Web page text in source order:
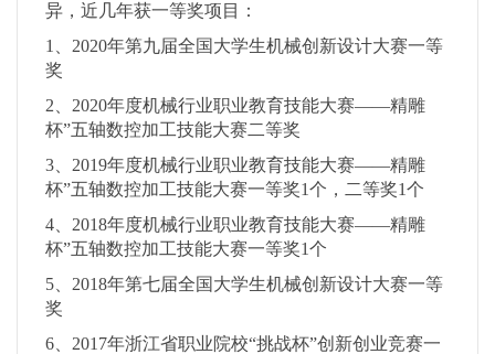
异，近几年获一等奖项目：
1、2020年第九届全国大学生机械创新设计大赛一等
奖
2、2020年度机械行业职业教育技能大赛——精雕
杯”五轴数控加工技能大赛二等奖
3、2019年度机械行业职业教育技能大赛——精雕
杯”五轴数控加工技能大赛一等奖1个，二等奖1个
4、2018年度机械行业职业教育技能大赛——精雕
杯”五轴数控加工技能大赛一等奖1个
5、2018年第七届全国大学生机械创新设计大赛一等
奖
6、2017年浙江省职业院校“挑战杯”创新创业竞赛一